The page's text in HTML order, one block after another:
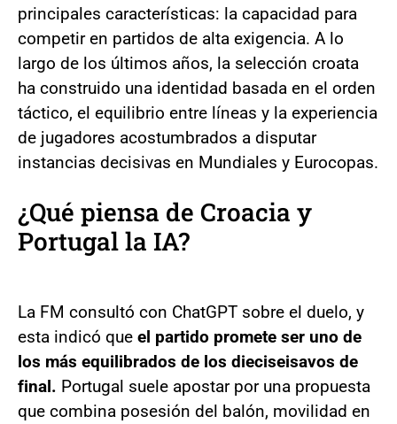
principales características: la capacidad para
competir en partidos de alta exigencia. A lo
largo de los últimos años, la selección croata
ha construido una identidad basada en el orden
táctico, el equilibrio entre líneas y la experiencia
de jugadores acostumbrados a disputar
instancias decisivas en Mundiales y Eurocopas.
¿Qué piensa de Croacia y
Portugal la IA?
La FM consultó con ChatGPT sobre el duelo, y
esta indicó que el partido promete ser uno de
los más equilibrados de los dieciseisavos de
final. Portugal suele apostar por una propuesta
que combina posesión del balón, movilidad en